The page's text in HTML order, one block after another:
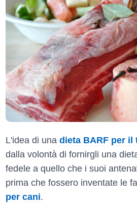
L'idea di una dieta BARF per il
dalla volontà di fornirgli una
fedele a quello che i suoi
prima che fossero inventate le
per cani.